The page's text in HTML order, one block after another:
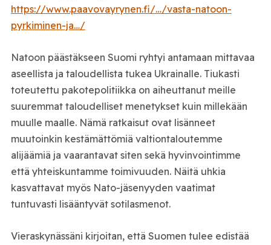
https://www.paavovayrynen.fi/…/vasta-natoon-
pyrkiminen-ja…/
Natoon päästäkseen Suomi ryhtyi antamaan mittavaa
aseellista ja taloudellista tukea Ukrainalle. Tiukasti
toteutettu pakotepolitiikka on aiheuttanut meille
suuremmat taloudelliset menetykset kuin millekään
muulle maalle. Nämä ratkaisut ovat lisänneet
muutoinkin kestämättömiä valtiontaloutemme
alijäämiä ja vaarantavat siten sekä hyvinvointimme
että yhteiskuntamme toimivuuden. Näitä uhkia
kasvattavat myös Nato-jäsenyyden vaatimat
tuntuvasti lisääntyvät sotilasmenot.
Vieraskynässäni kirjoitan, että Suomen tulee edistää